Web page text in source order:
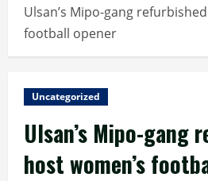
Ulsan’s Mipo-gang
football opener
Uncategorized
Ulsan’s Mipo-gang
host women’s